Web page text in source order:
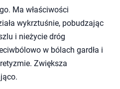
Ma właściwości
wykrztuśnie, pobudzając
i nieżycie dróg
w bólach gardła i
Zwiększa